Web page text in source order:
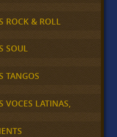
ROCK & ROLL
SOUL
TANGOS
VOCES LATINAS,